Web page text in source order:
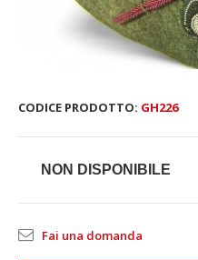
CODICE PRODOTTO: GH226
NON DISPONIBILE
Fai una domanda